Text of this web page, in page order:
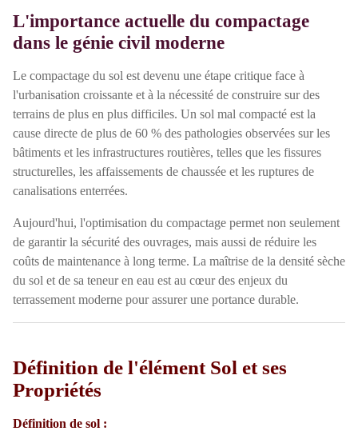
L'importance actuelle du compactage
dans le génie civil moderne
Le compactage du sol est devenu une étape critique face à
l'urbanisation croissante et à la nécessité de construire sur des
terrains de plus en plus difficiles. Un sol mal compacté est la
cause directe de plus de 60 % des pathologies observées sur les
bâtiments et les infrastructures routières, telles que les fissures
structurelles, les affaissements de chaussée et les ruptures de
canalisations enterrées.
Aujourd'hui, l'optimisation du compactage permet non seulement
de garantir la sécurité des ouvrages, mais aussi de réduire les
coûts de maintenance à long terme. La maîtrise de la densité sèche
du sol et de sa teneur en eau est au cœur des enjeux du
terrassement moderne pour assurer une portance durable.
Définition de l'élément Sol et ses
Propriétés
Définition de sol :